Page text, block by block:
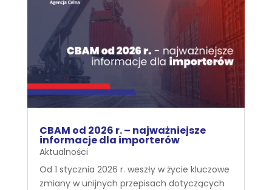
CBAM od 2026 r. – najważniejsze
informacje dla importerów
Aktualności
Od 1 stycznia 2026 r. weszły w życie kluczowe
zmiany w unijnych przepisach dotyczących